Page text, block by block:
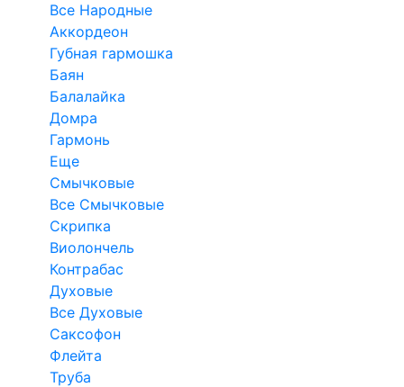
Все Народные
Аккордеон
Губная гармошка
Баян
Балалайка
Домра
Гармонь
Еще
Смычковые
Все Смычковые
Скрипка
Виолончель
Контрабас
Духовые
Все Духовые
Саксофон
Флейта
Труба